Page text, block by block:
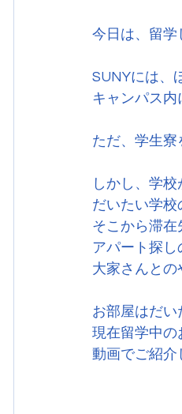
今日は、留学
SUNYには、
キャンパス内
ただ、学生寮
しかし、学
だいたい学
そこから滞
アパート探し
大家さんとの
お部屋はだい
現在留学中の
動画でご紹介